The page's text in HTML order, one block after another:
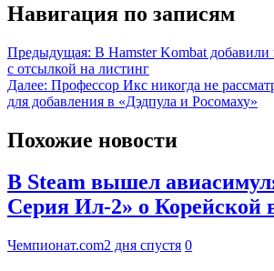
Навигация по записям
Предыдущая: В Hamster Kombat добавили
с отсылкой на листинг
Далее: Профессор Икс никогда не
для добавления в «Дэдпула и Росомаху»
Похожие новости
В Steam вышел
Серия Ил-2» о Корейской
Чемпионат.com2 дня спустя 0